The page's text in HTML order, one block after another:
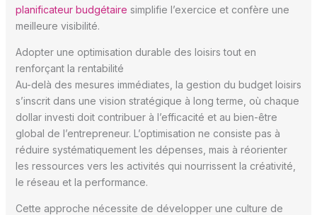
planificateur budgétaire simplifie l’exercice et confère une
meilleure visibilité.
Adopter une optimisation durable des loisirs tout en
renforçant la rentabilité
Au-delà des mesures immédiates, la gestion du budget loisirs
s’inscrit dans une vision stratégique à long terme, où chaque
dollar investi doit contribuer à l’efficacité et au bien-être
global de l’entrepreneur. L’optimisation ne consiste pas à
réduire systématiquement les dépenses, mais à réorienter
les ressources vers les activités qui nourrissent la créativité,
le réseau et la performance.
Cette approche nécessite de développer une culture de